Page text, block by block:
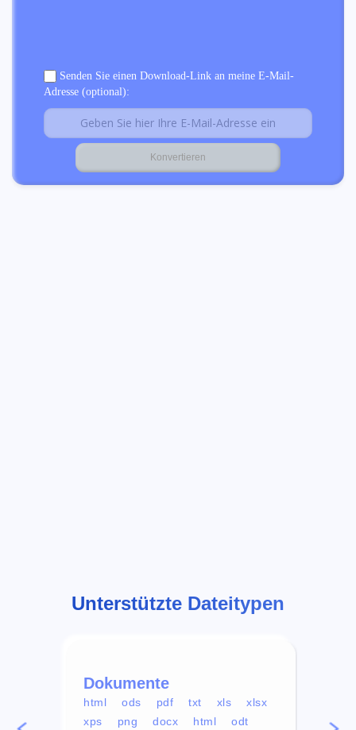
Senden Sie einen Download-Link an meine E-Mail-
Adresse (optional):
Unterstützte Dateitypen
Dokumente
html ods pdf txt xls
xlsx
xps
png docx html
odt
mp4